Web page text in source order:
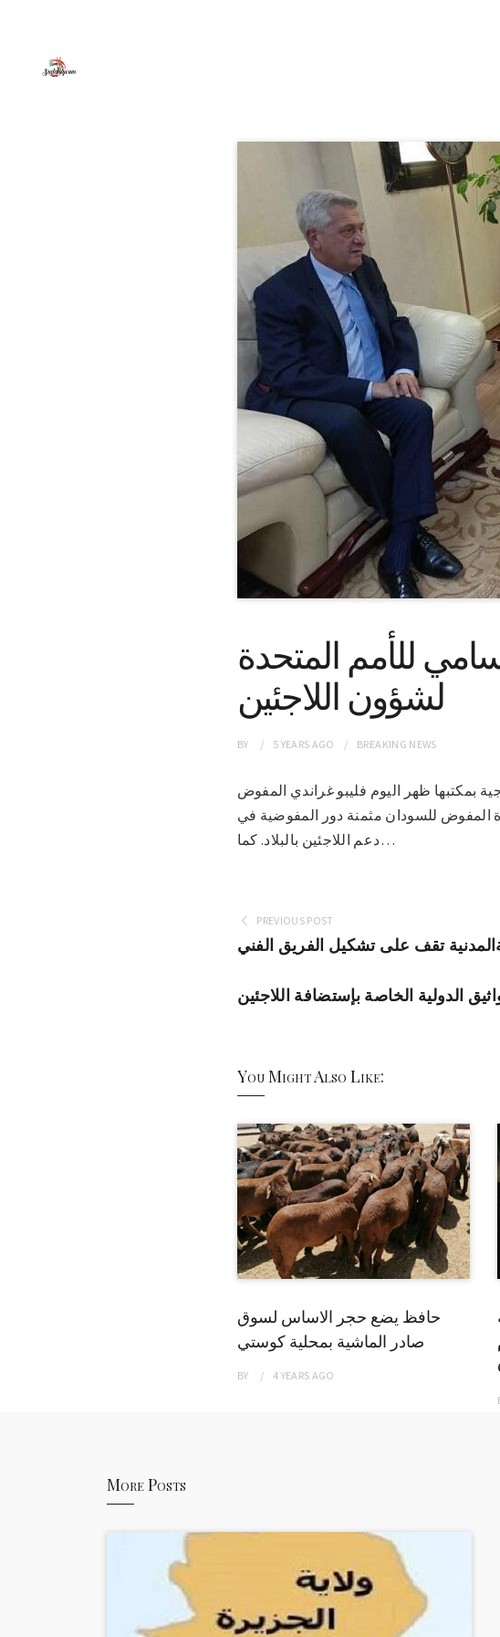
للأمم المتحدة
لشؤون اللاجئين
BY 5 YEARS AGO BREAKING NEWS
بمكتبها ظهر اليوم فليبو غراندي المفوض
المفوض للسودان مثمنة دور المفوضية في
دعم اللاجئين بالبلاد. كما…
PREVIOUS POST
تقف على تشكيل الفريق الفني
الدولية الخاصة بإستضافة اللاجئين
You Might Also Like:
حافظ يضع حجر الاساس لسوق
صادر الماشية بمحلية كوستي
BY 4 YEARS AGO
More Posts